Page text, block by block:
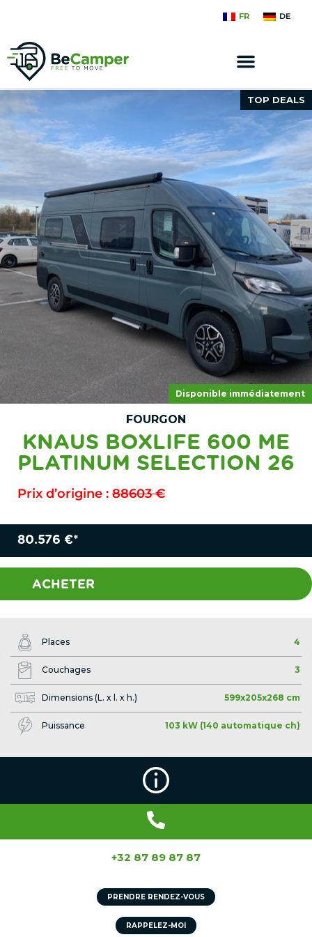
FR DE
TOP DEALS
Disponible immédiatement
FOURGON
KNAUS BOXLIFE 600 ME
PLATINUM SELECTION 26
Prix d’origine : 88603 €
80.576 €*
ACHETER
Places 4
Couchages 3
Dimensions (L. x l. x h.) 599x205x268 cm
Puissance 103 kW (140 automatique ch)
+32 87 89 87 87
PRENDRE RENDEZ-VOUS
RAPPELEZ-MOI